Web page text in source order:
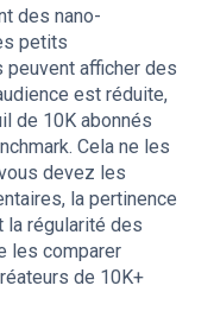
des nano-
petits
peuvent afficher des
est réduite,
de 10K abonnés
Cela ne les
devez les
la pertinence
la régularité des
les comparer
de 10K+